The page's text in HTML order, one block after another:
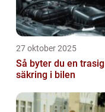
27 oktober 2025
Så byter du en trasig
säkring i bilen